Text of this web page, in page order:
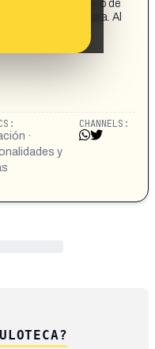
de policía. Uno de
en la cabeza. Al
·
y
CHANNELS: